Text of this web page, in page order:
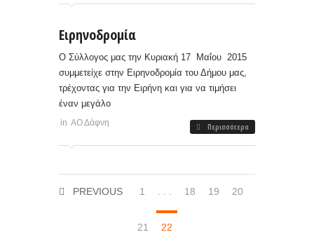
Ειρηνοδρομία
Ο Σύλλογος μας την Κυριακή 17 Μαΐου 2015
συμμετείχε στην Ειρηνοδρομία του Δήμου μας,
τρέχοντας για την Ειρήνη και για να τιμήσει
έναν μεγάλο
in ΑΟ Δάφνη Περισσότερα
PREVIOUS 1 18 19 20
21 22